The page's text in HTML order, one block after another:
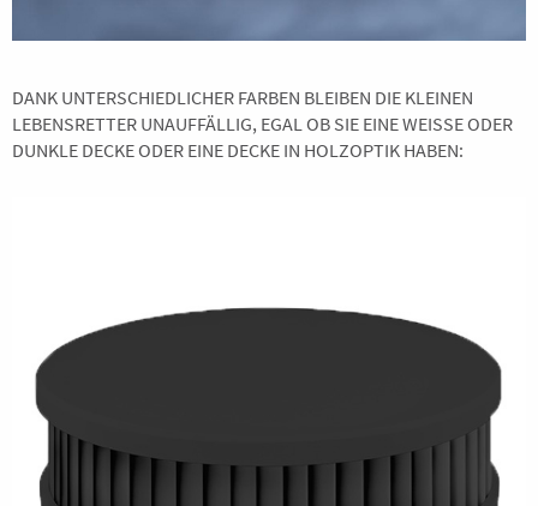
DANK UNTERSCHIEDLICHER FARBEN BLEIBEN DIE KLEINEN
LEBENSRETTER UNAUFFÄLLIG, EGAL OB SIE EINE WEISSE ODER D
UNKLE DECKE ODER EINE DECKE IN HOLZOPTIK HABEN: